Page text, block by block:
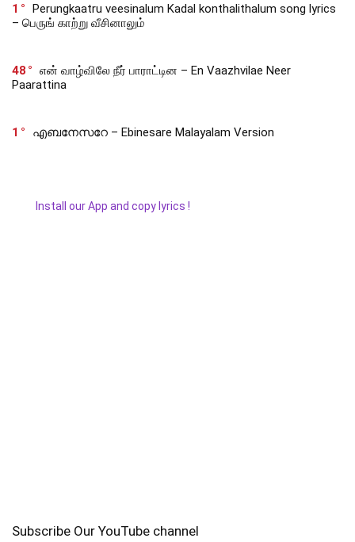
1
Perungkaatru veesinalum Kadal konthalithalum song lyrics
– பெருங் காற்று வீசினாலும்
48
என் வாழ்விலே நீர் பாராட்டின – En Vaazhvilae Neer
Paarattina
1 എബനേസറേ – Ebinesare Malayalam Version
Install our App and copy lyrics !
Subscribe Our YouTube channel